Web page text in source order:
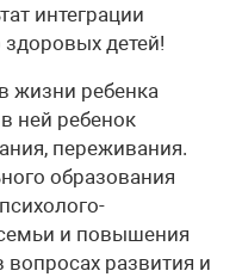
интеграции
детей!
жизни ребенка
ней ребенок
переживания.
образования
и повышения
вопросах развития и